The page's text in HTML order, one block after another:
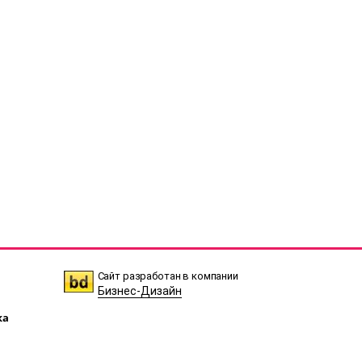
Сайт разработан в компании
Бизнес-Дизайн